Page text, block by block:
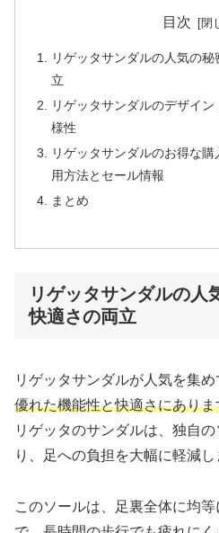
目次
リゲッタサンダルの人気の
立
リゲッタサンダルのデザイ
様性
リゲッタサンダルのお得な
用方法とセール情報
まとめ
リゲッタサンダルの人
快適さの両立
リゲッタサンダルが人気を集
優れた機能性と快適さにありま
リゲッタのサンダルは、独自
り、足への負担を大幅に軽減し
このソールは、足裏全体に均